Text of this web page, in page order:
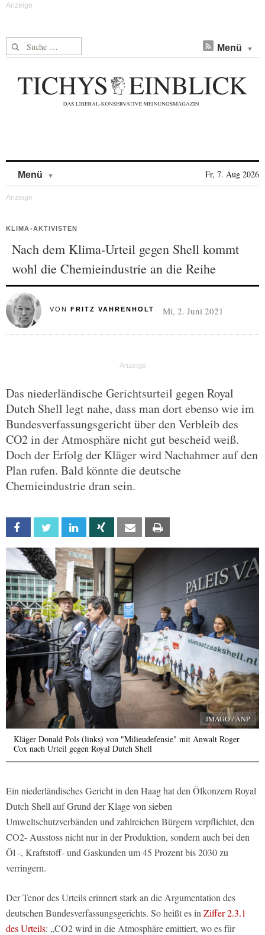
Suche nach: Menü
Menü Fr, 7. Aug 2026
KLIMA-AKTIVISTEN
Nach dem Klima-Urteil gegen Shell kommt
wohl die Chemieindustrie an die Reihe
VON FRITZ VAHRENHOLT Mi, 2. Juni 2021
Das niederländische Gerichtsurteil gegen Royal
Dutch Shell legt nahe, dass man dort ebenso wie im
Bundesverfassungsgericht über den Verbleib des
CO2 in der Atmosphäre nicht gut bescheid weiß.
Doch der Erfolg der Kläger wird Nachahmer auf den
Plan rufen. Bald könnte die deutsche
Chemieindustrie dran sein.
Facebook Twitter Linkedin Xing Email
IMAGO / ANP
Kläger Donald Pols (links) von "Milieudefensie" mit Anwalt Roger
Cox nach Urteil gegen Royal Dutch Shell
Ein niederländisches Gericht in den Haag hat den Ölkonzern Royal
Dutch Shell auf Grund der Klage von sieben
Umweltschutzverbänden und zahlreichen Bürgern verpflichtet, den
CO2- Ausstoss nicht nur in der Produktion, sondern auch bei den
Öl -, Kraftstoff- und Gaskunden um 45 Prozent bis 2030 zu
verringern.
Der Tenor des Urteils erinnert stark an die Argumentation des
deutschen Bundesverfassungsgerichts. So heißt es in Ziffer 2.3.1
des Urteils: „CO2 wird in die Atmosphäre emittiert, wo es für